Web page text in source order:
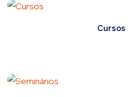
Cursos